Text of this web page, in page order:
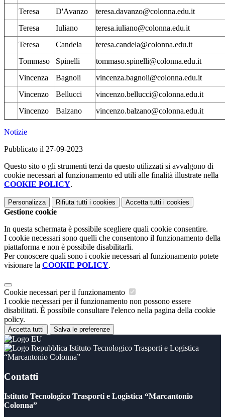
Teresa
D'Avanzo
teresa.davanzo@colonna.edu.it
Teresa
Iuliano
teresa.iuliano@colonna.edu.it
Teresa
Candela
teresa.candela@colonna.edu.it
Tommaso
Spinelli
tommaso.spinelli@colonna.edu.it
Vincenza
Bagnoli
vincenza.bagnoli@colonna.edu.it
Vincenzo
Bellucci
vincenzo.bellucci@colonna.edu.it
Vincenzo
Balzano vincenzo.balzano@colonna.edu.it
Notizie
Pubblicato il 27-09-2023
Questo sito o gli strumenti terzi da questo utilizzati si avvalgono di
cookie necessari al funzionamento ed utili alle finalità illustrate nella
COOKIE POLICY.
Personalizza Rifiuta tutti i cookies Accetta tutti i cookies
Gestione cookie
In questa schermata è possibile scegliere quali cookie consentire.
I cookie necessari sono quelli che consentono il funzionamento della
piattaforma e non è possibile disabilitarli.
Per conoscere quali sono i cookie necessari al funzionamento potete
visionare la COOKIE POLICY.
Cookie necessari per il funzionamento
I cookie necessari per il funzionamento non possono essere
disabilitati. È possibile consultare l'elenco nella pagina della cookie
policy.
Accetta tutti Salva le preferenze
Istituto Tecnologico Trasporti e Logistica
“Marcantonio Colonna”
Contatti
Istituto Tecnologico Trasporti e Logistica “Marcantonio
Colonna”